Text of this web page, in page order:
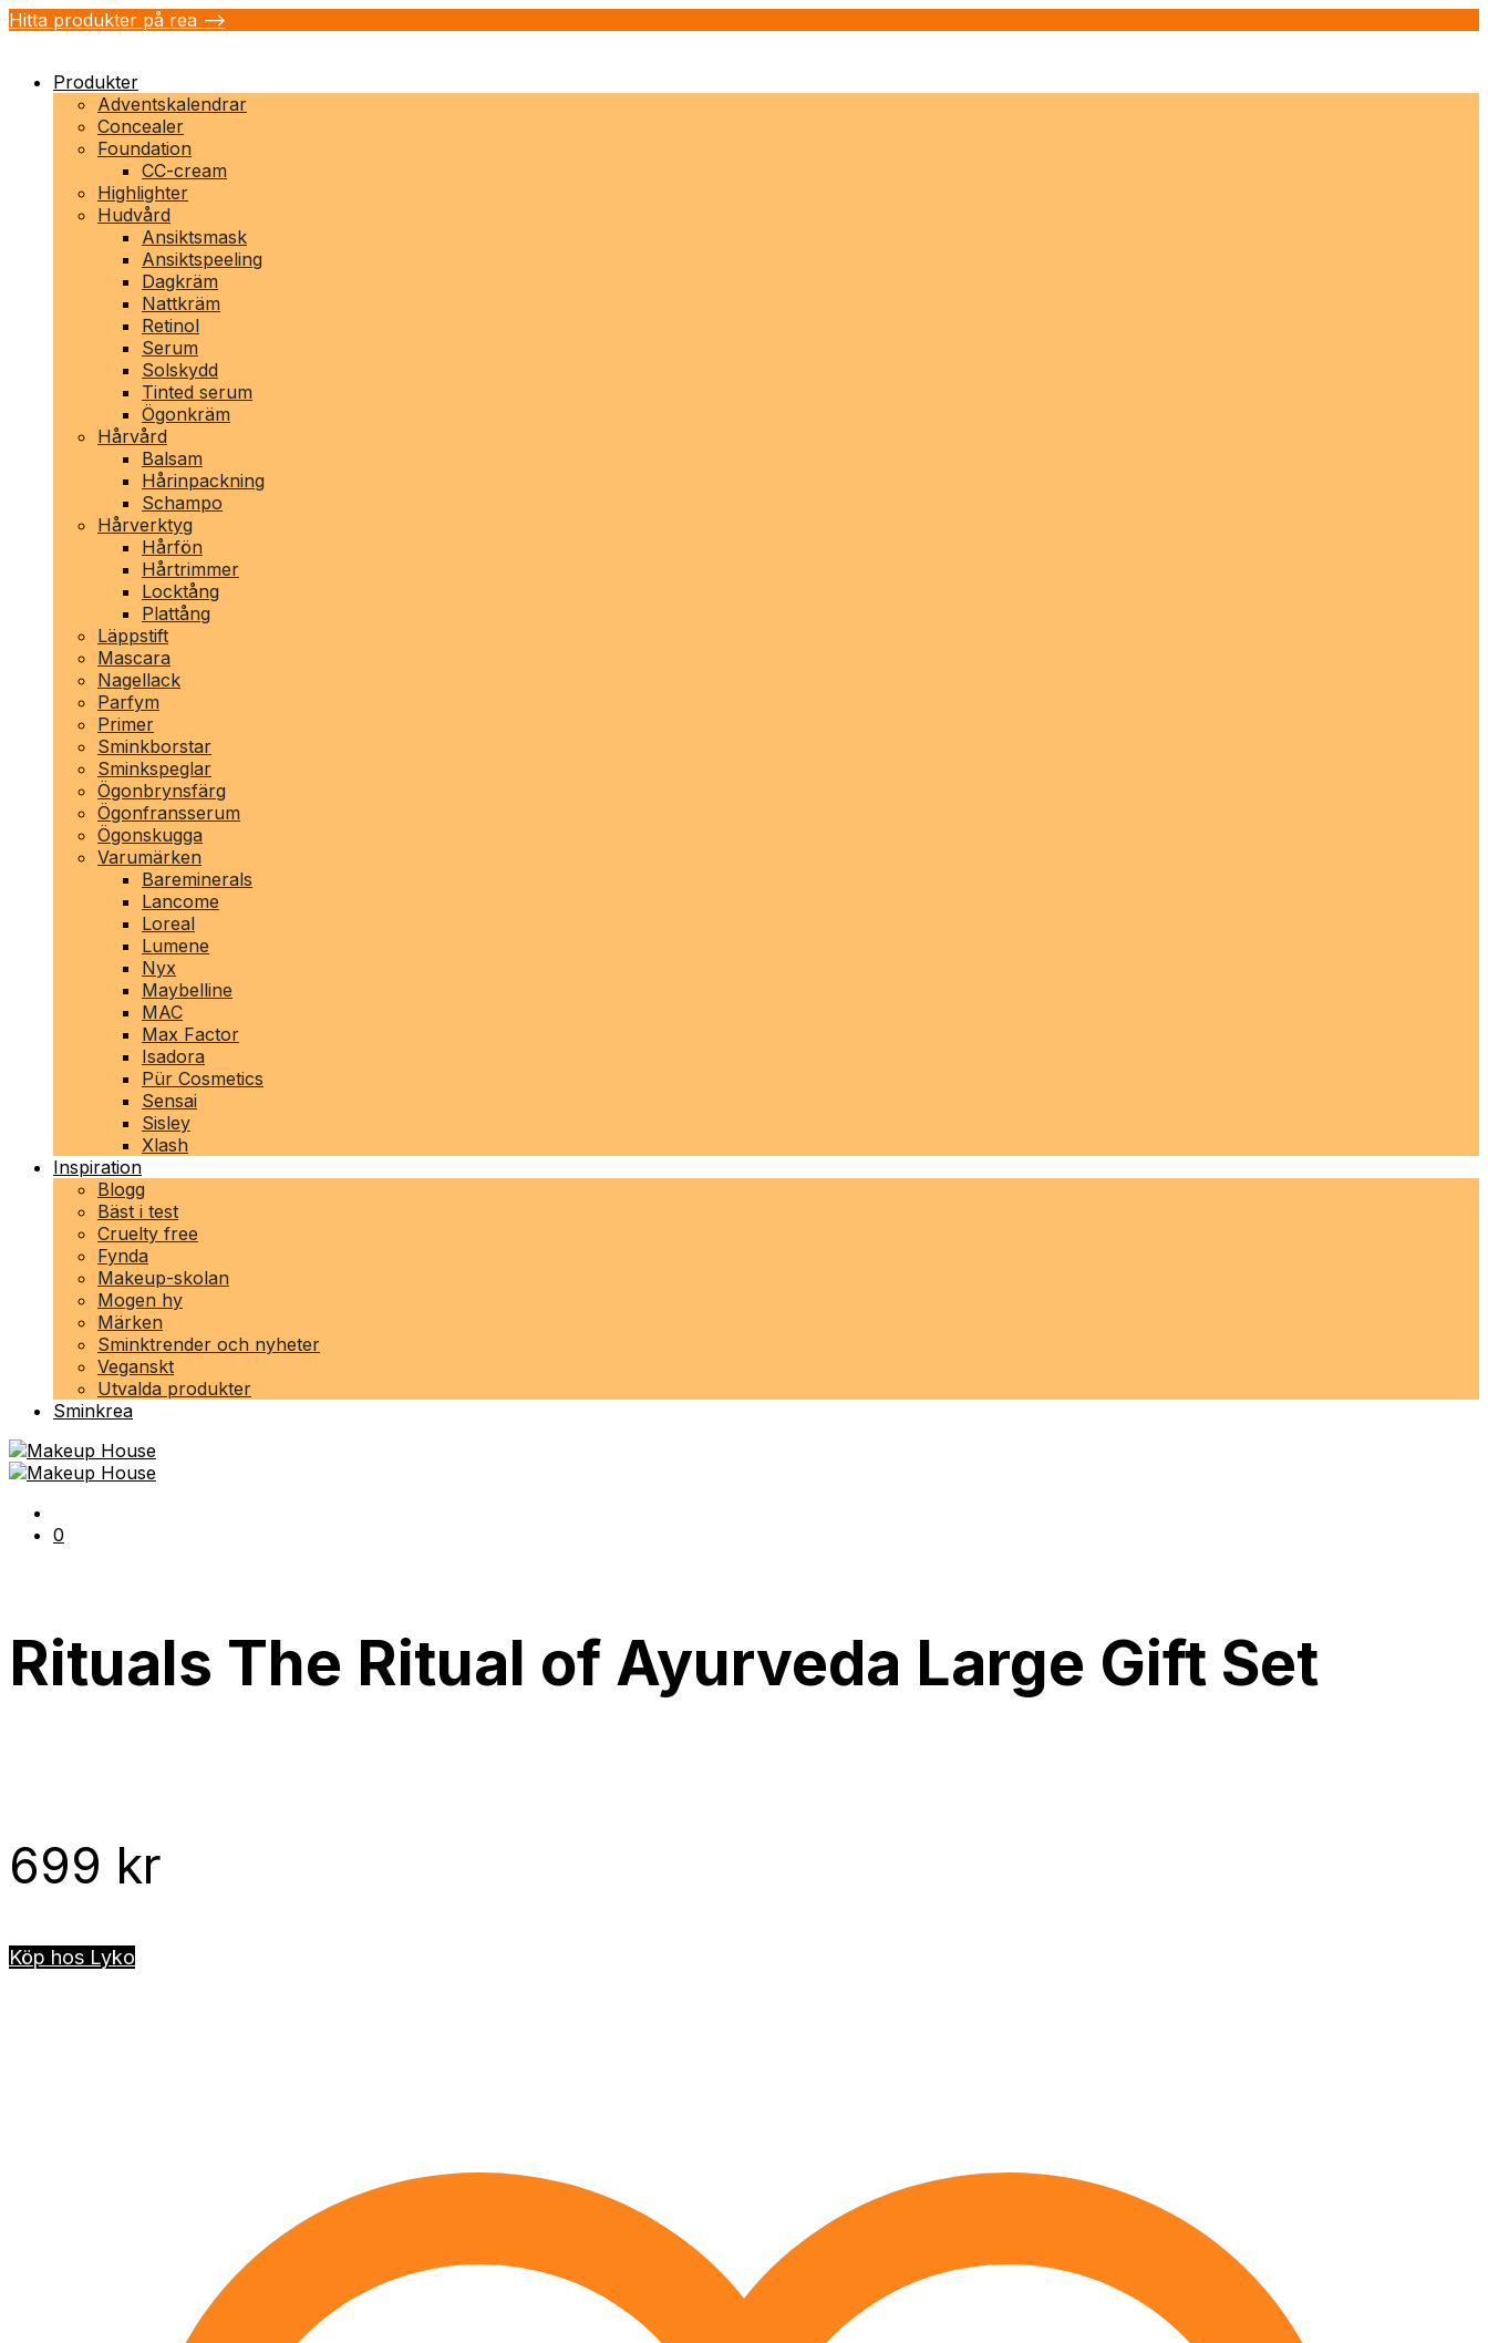
Hitta produkter på rea -->
Produkter
Adventskalendrar
Concealer
Foundation
CC-cream
Highlighter
Hudvård
Ansiktsmask
Ansiktspeeling
Dagkräm
Nattkräm
Retinol
Serum
Solskydd
Tinted serum
Ögonkräm
Hårvård
Balsam
Hårinpackning
Schampo
Hårverktyg
Hårfön
Hårtrimmer
Locktång
Plattång
Läppstift
Mascara
Nagellack
Parfym
Primer
Sminkborstar
Sminkspeglar
Ögonbrynsfärg
Ögonfransserum
Ögonskugga
Varumärken
Bareminerals
Lancome
Loreal
Lumene
Nyx
Maybelline
MAC
Max Factor
Isadora
Pür Cosmetics
Sensai
Sisley
Xlash
Inspiration
Blogg
Bäst i test
Cruelty free
Fynda
Makeup-skolan
Mogen hy
Märken
Sminktrender och nyheter
Veganskt
Utvalda produkter
Sminkrea
0
Rituals The Ritual of Ayurveda Large Gift Set
699 kr
Köp hos Lyko